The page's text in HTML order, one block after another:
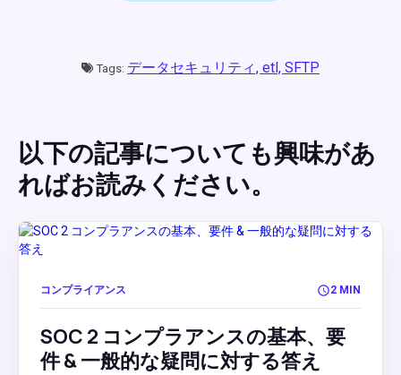
Tags: データセキュリティ, etl, SFTP
以下の記事についても興味があ
ればお読みください。
コンプライアンス 2 MIN
SOC 2 コンプラアンスの基本、要
件 & 一般的な疑問に対する答え